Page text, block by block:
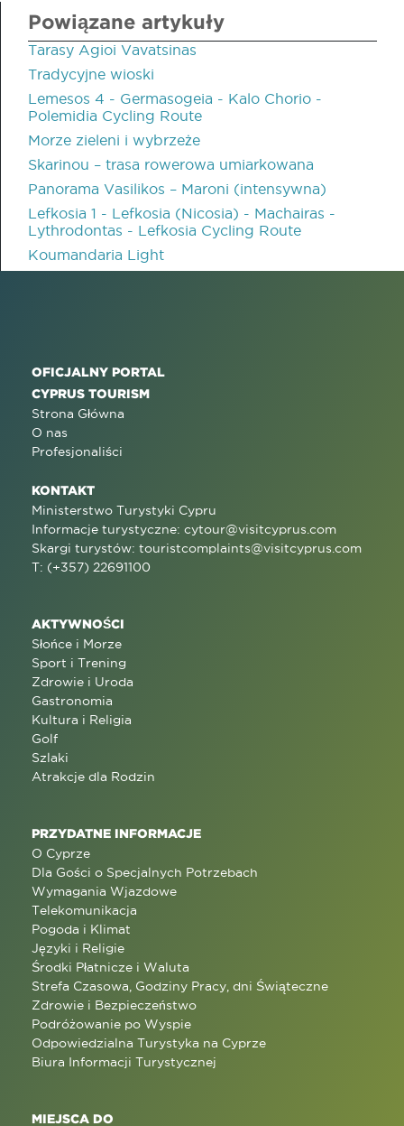
Powiązane artykuły
Tarasy Agioi Vavatsinas
Tradycyjne wioski
Lemesos 4 - Germasogeia - Kalo Chorio -
Polemidia Cycling Route
Morze zieleni i wybrzeże
Skarinou – trasa rowerowa umiarkowana
Panorama Vasilikos – Maroni (intensywna)
Lefkosia 1 - Lefkosia (Nicosia) - Machairas -
Lythrodontas - Lefkosia Cycling Route
Koumandaria Light
OFICJALNY PORTAL
CYPRUS TOURISM
Strona Główna
O nas
Profesjonaliści
KONTAKT
Ministerstwo Turystyki Cypru
Informacje turystyczne: cytour@visitcyprus.com
Skargi turystów: touristcomplaints@visitcyprus.com
T: (+357) 22691100
AKTYWNOŚCI
Słońce i Morze
Sport i Trening
Zdrowie i Uroda
Gastronomia
Kultura i Religia
Golf
Szlaki
Atrakcje dla Rodzin
PRZYDATNE INFORMACJE
O Cyprze
Dla Gości o Specjalnych Potrzebach
Wymagania Wjazdowe
Telekomunikacja
Pogoda i Klimat
Języki i Religie
Środki Płatnicze i Waluta
Strefa Czasowa, Godziny Pracy, dni Świąteczne
Zdrowie i Bezpieczeństwo
Podróżowanie po Wyspie
Odpowiedzialna Turystyka na Cyprze
Biura Informacji Turystycznej
MIEJSCA DO